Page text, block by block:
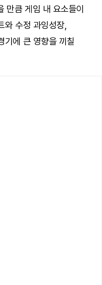
만큼 게임 내 요소들이
와 수정 과잉성장,
기에 큰 영향을 끼칠